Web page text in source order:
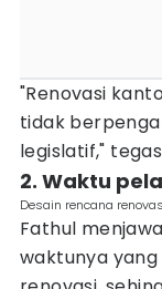
"Renovasi
tidak
legislatif,"
2. Waktu
Desain rencana
Fathul
waktunya